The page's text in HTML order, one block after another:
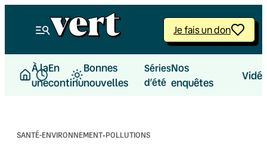
Je fais un don
À la
une
En
continu
Bonnes
nouvelles
Séries
d’été
Nos
enquêtes
SANTÉ-ENVIRONNEMENT·POLLUTIONS